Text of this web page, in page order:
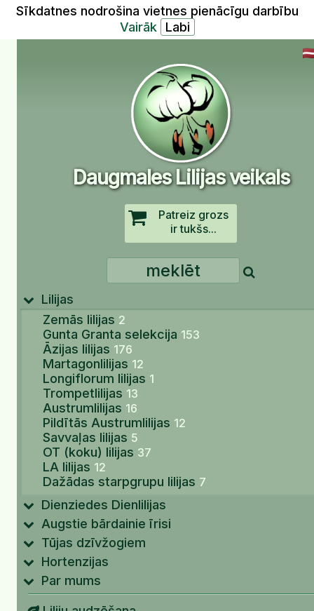
Sīkdatnes nodrošina vietnes pienācīgu darbību
Vairāk
Daugmales Lilijas veikals
Patreiz grozs
ir tukšs...
Lilijas
Zemās lilijas 2
Gunta Granta selekcija 153
Āzijas lilijas 176
Martagonlilijas 12
Longiflorum lilijas 1
Trompetlilijas 13
Austrumlilijas 16
Pildītās Austrumlilijas 12
Savvaļas lilijas 5
OT (koku) lilijas 37
LA lilijas 12
Dažādas starpgrupu lilijas 7
Dienziedes Dienlilijas
Augstie bārdainie īrisi
Tūjas dzīvžogiem
Hortenzijas
Par mums